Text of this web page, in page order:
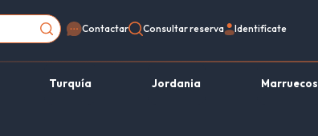
Contactar Consultar reserva Identifícate
Turquía Jordania Marruecos